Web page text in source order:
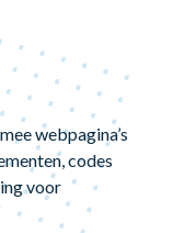
webpagina’s
codes
voor